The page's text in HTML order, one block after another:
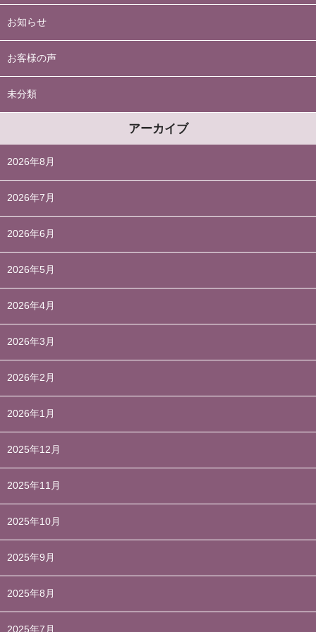
お知らせ
お客様の声
未分類
アーカイブ
2026年8月
2026年7月
2026年6月
2026年5月
2026年4月
2026年3月
2026年2月
2026年1月
2025年12月
2025年11月
2025年10月
2025年9月
2025年8月
2025年7月